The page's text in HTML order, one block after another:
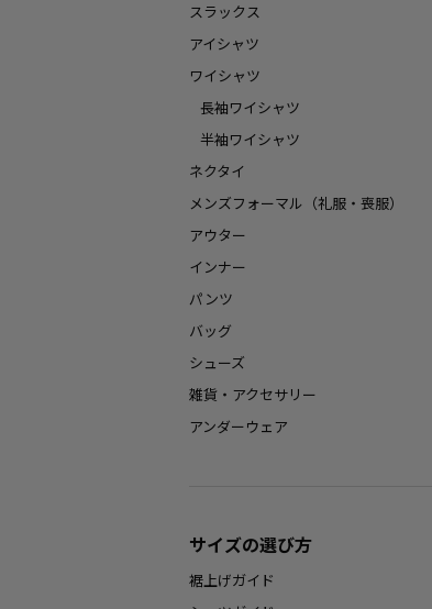
スラックス
アイシャツ
ワイシャツ
長袖ワイシャツ
半袖ワイシャツ
ネクタイ
メンズフォーマル（礼服・喪服）
アウター
インナー
パンツ
バッグ
シューズ
雑貨・アクセサリー
アンダーウェア
サイズの選び方
裾上げガイド